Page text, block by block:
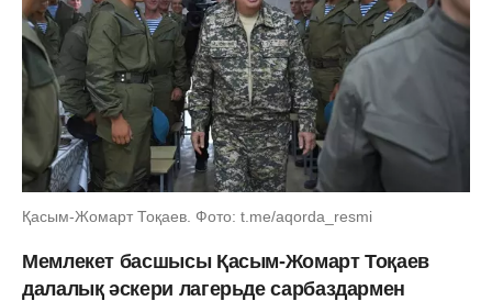
Қасым-Жомарт Тоқаев. Фото: t.me/aqorda_resmi
Мемлекет басшысы Қасым-Жомарт Тоқаев
далалық әскери лагерьде сарбаздармен